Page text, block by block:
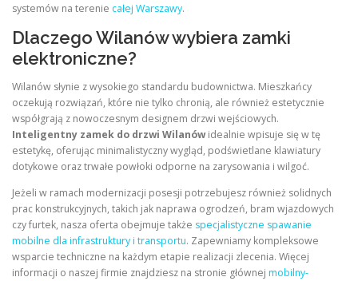
systemów na terenie całej Warszawy.
Dlaczego Wilanów wybiera zamki
elektroniczne?
Wilanów słynie z wysokiego standardu budownictwa. Mieszkańcy
oczekują rozwiązań, które nie tylko chronią, ale również estetycznie
współgrają z nowoczesnym designem drzwi wejściowych.
Inteligentny zamek do drzwi Wilanówidealnie wpisuje się w tę
estetykę, oferując minimalistyczny wygląd, podświetlane klawiatury
dotykowe oraz trwałe powłoki odporne na zarysowania i wilgoć.
Jeżeli w ramach modernizacji posesji potrzebujesz również solidnych
prac konstrukcyjnych, takich jak naprawa ogrodzeń, bram wjazdowych
czy furtek, nasza oferta obejmuje także specjalistyczne spawanie
mobilne dla infrastruktury i transportu. Zapewniamy kompleksowe
wsparcie techniczne na każdym etapie realizacji zlecenia. Więcej
informacji o naszej firmie znajdziesz na stronie głównej mobilny-